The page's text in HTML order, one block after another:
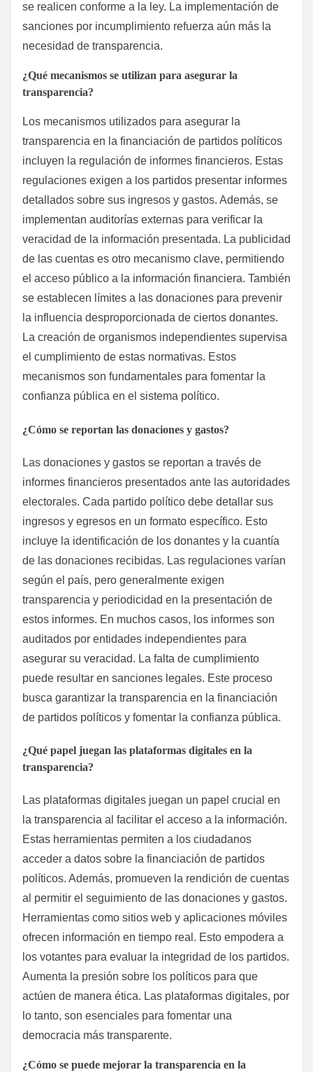
se realicen conforme a la ley. La implementación de
sanciones por incumplimiento refuerza aún más la
necesidad de transparencia.
¿Qué mecanismos se utilizan para asegurar la
transparencia?
Los mecanismos utilizados para asegurar la
transparencia en la financiación de partidos políticos
incluyen la regulación de informes financieros. Estas
regulaciones exigen a los partidos presentar informes
detallados sobre sus ingresos y gastos. Además, se
implementan auditorías externas para verificar la
veracidad de la información presentada. La publicidad
de las cuentas es otro mecanismo clave, permitiendo
el acceso público a la información financiera. También
se establecen límites a las donaciones para prevenir
la influencia desproporcionada de ciertos donantes.
La creación de organismos independientes supervisa
el cumplimiento de estas normativas. Estos
mecanismos son fundamentales para fomentar la
confianza pública en el sistema político.
¿Cómo se reportan las donaciones y gastos?
Las donaciones y gastos se reportan a través de
informes financieros presentados ante las autoridades
electorales. Cada partido político debe detallar sus
ingresos y egresos en un formato específico. Esto
incluye la identificación de los donantes y la cuantía
de las donaciones recibidas. Las regulaciones varían
según el país, pero generalmente exigen
transparencia y periodicidad en la presentación de
estos informes. En muchos casos, los informes son
auditados por entidades independientes para
asegurar su veracidad. La falta de cumplimiento
puede resultar en sanciones legales. Este proceso
busca garantizar la transparencia en la financiación
de partidos políticos y fomentar la confianza pública.
¿Qué papel juegan las plataformas digitales en la
transparencia?
Las plataformas digitales juegan un papel crucial en
la transparencia al facilitar el acceso a la información.
Estas herramientas permiten a los ciudadanos
acceder a datos sobre la financiación de partidos
políticos. Además, promueven la rendición de cuentas
al permitir el seguimiento de las donaciones y gastos.
Herramientas como sitios web y aplicaciones móviles
ofrecen información en tiempo real. Esto empodera a
los votantes para evaluar la integridad de los partidos.
Aumenta la presión sobre los políticos para que
actúen de manera ética. Las plataformas digitales, por
lo tanto, son esenciales para fomentar una
democracia más transparente.
¿Cómo se puede mejorar la transparencia en la